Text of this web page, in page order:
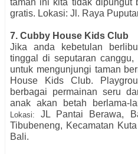
gratis. Lokasi: Jl. Raya
7. Cubby House Kids Club
Jika anda kebetulan
tinggal di seputaran
untuk mengunjungi taman
House Kids Club.
berbagai permainan seru
anak akan betah berlama-
Lokasi:JL Pantai Berawa,
Tibubeneng, Kecamatan
Bali.